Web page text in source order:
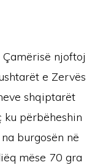
njoftoj
e Zervës
shqiptarët
ku përbëheshin
burgosën në
mëse 70 gra